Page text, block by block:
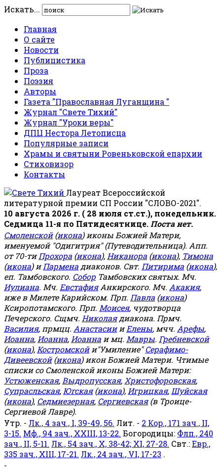
Искать...
Главная
О сайте
Новости
Публицистика
Проза
Поэзия
Авторы
Газета "Православная Луганщина "
Журнал "Свете Тихий"
Журнал "Уроки веры"
ДПЦ Нестора Летописца
Популярные записи
Храмы и святыни Ровеньковской епархии
Стиховизор
Контакты
Лауреат Всероссийской
литературной премии СП России "СЛОВО-2021".
10 августа 2026 г. ( 28 июля ст.ст.), понедельник.
Седмица 11-я по Пятидесятнице. Поста нет.
Смоленской(икона) иконы Божией Матери,
именуемой "Одигитрия" (Путеводительница). Апп.
от 70-тиПрохора (икона), Никанора (икона), Тимона
(икона) иПармена диаконов. Свт. Питирима (икона),
еп. Тамбовского. Собор Тамбовских святых. Мч.
Иулиана. Мч. ЕвстафияАнкирского. Мч. Акакия,
иже в Милете Карийском. Прп. Павла (икона)
Ксиропотамского. Прп. Моисея, чудотворца
Печерского. Сщмч. Николаядиакона. Прмч.
Василия, прмцц. АнастасиииЕлены, мчч. Арефы,
Иоанна, Иоанна, Иоанна и мц. Мавры. Гребневской
(икона), Костромскойи"Умиление"Серафимо-
Дивеевской(икона) икон Божией Матери. Чтимые
списки со Смоленской иконы Божией Матери:
Устюженская, Выдропусская, Христофоровская,
Супрасльская, Югская(икона), Игрицкая, Шуйская
(икона), Седмиезерная, Сергиевская(в Троице-
Сергиевой Лавре).
Утр. - Лк., 4 зач., I, 39-49, 56. Лит. - 2 Кор., 171 зач., II,
3-15. Мф., 94 зач., XXIII, 13-22. Богородицы: Флп., 240
зач., II, 5-11. Лк., 54 зач., X, 38-42; XI, 27-28. Свт.:Евр.,
335 зач., XIII, 17-21. Лк., 24 зач., VI, 17-23 .
-